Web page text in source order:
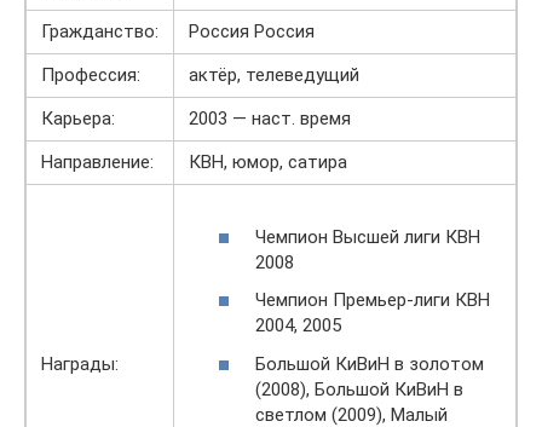
Гражданство:
Россия Россия
Профессия:
актёр, телеведущий
Карьера:
2003 — наст. время
Направление:
КВН, юмор, сатира
Награды:
Чемпион Высшей лиги КВН
2008
Чемпион Премьер-лиги КВН
2004, 2005
Большой КиВиН в золотом
(2008), Большой КиВиН в
светлом (2009), Малый